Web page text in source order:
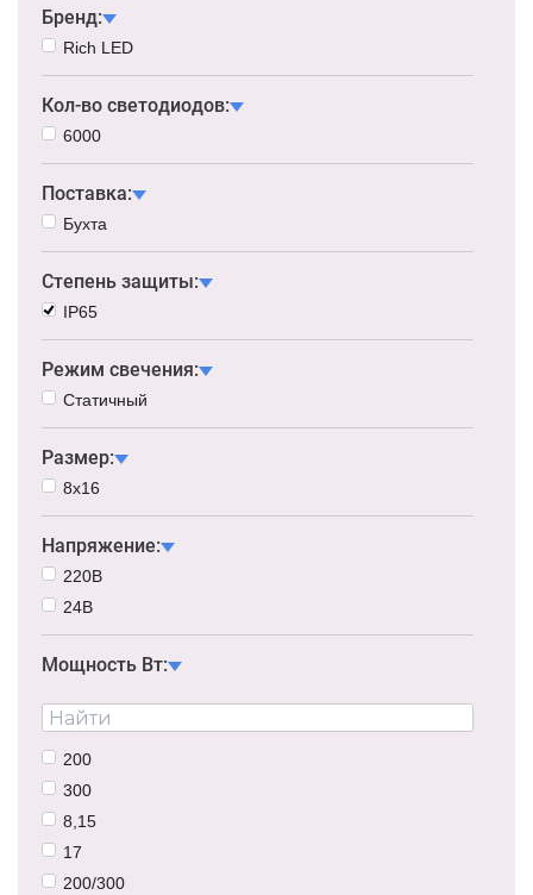
Бренд:
Rich LED
Кол-во светодиодов:
6000
Поставка:
Бухта
Степень защиты:
IP65
Режим свечения:
Статичный
Размер:
8х16
Напряжение:
220В
24В
Мощность Вт:
200
300
8,15
17
200/300